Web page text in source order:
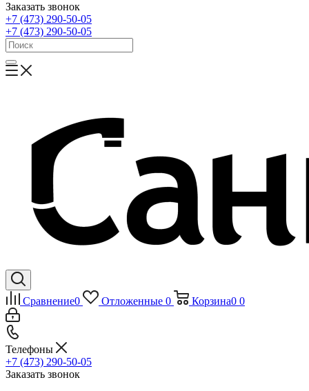
Заказать звонок
+7 (473) 290-50-05
+7 (473) 290-50-05
Сравнение0 Отложенные 0 Корзина0 0
Телефоны
+7 (473) 290-50-05
Заказать звонок